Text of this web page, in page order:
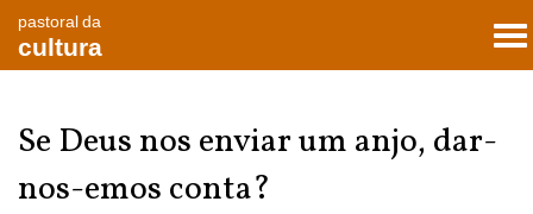
pastoral da
cultura
Se Deus nos enviar um anjo, dar-
nos-emos conta?